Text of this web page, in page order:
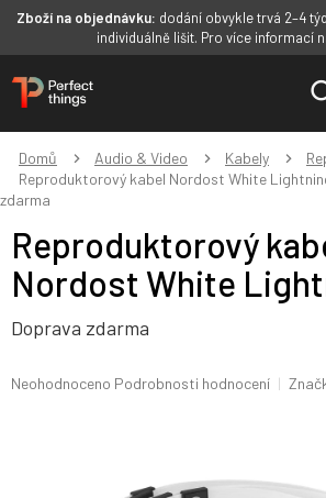
Zboží na objednávku: dodání obvykle trvá 2–4
individuálně lišit. Pro více informací
na
obsah
Domů Audio & Video Kabely
Reproduktorový kabel Nordost White
zdarma
Reproduktorový
Nordost White
Doprava zdarma
Průměrné
Neohodnoceno Podrobnosti hodnocení